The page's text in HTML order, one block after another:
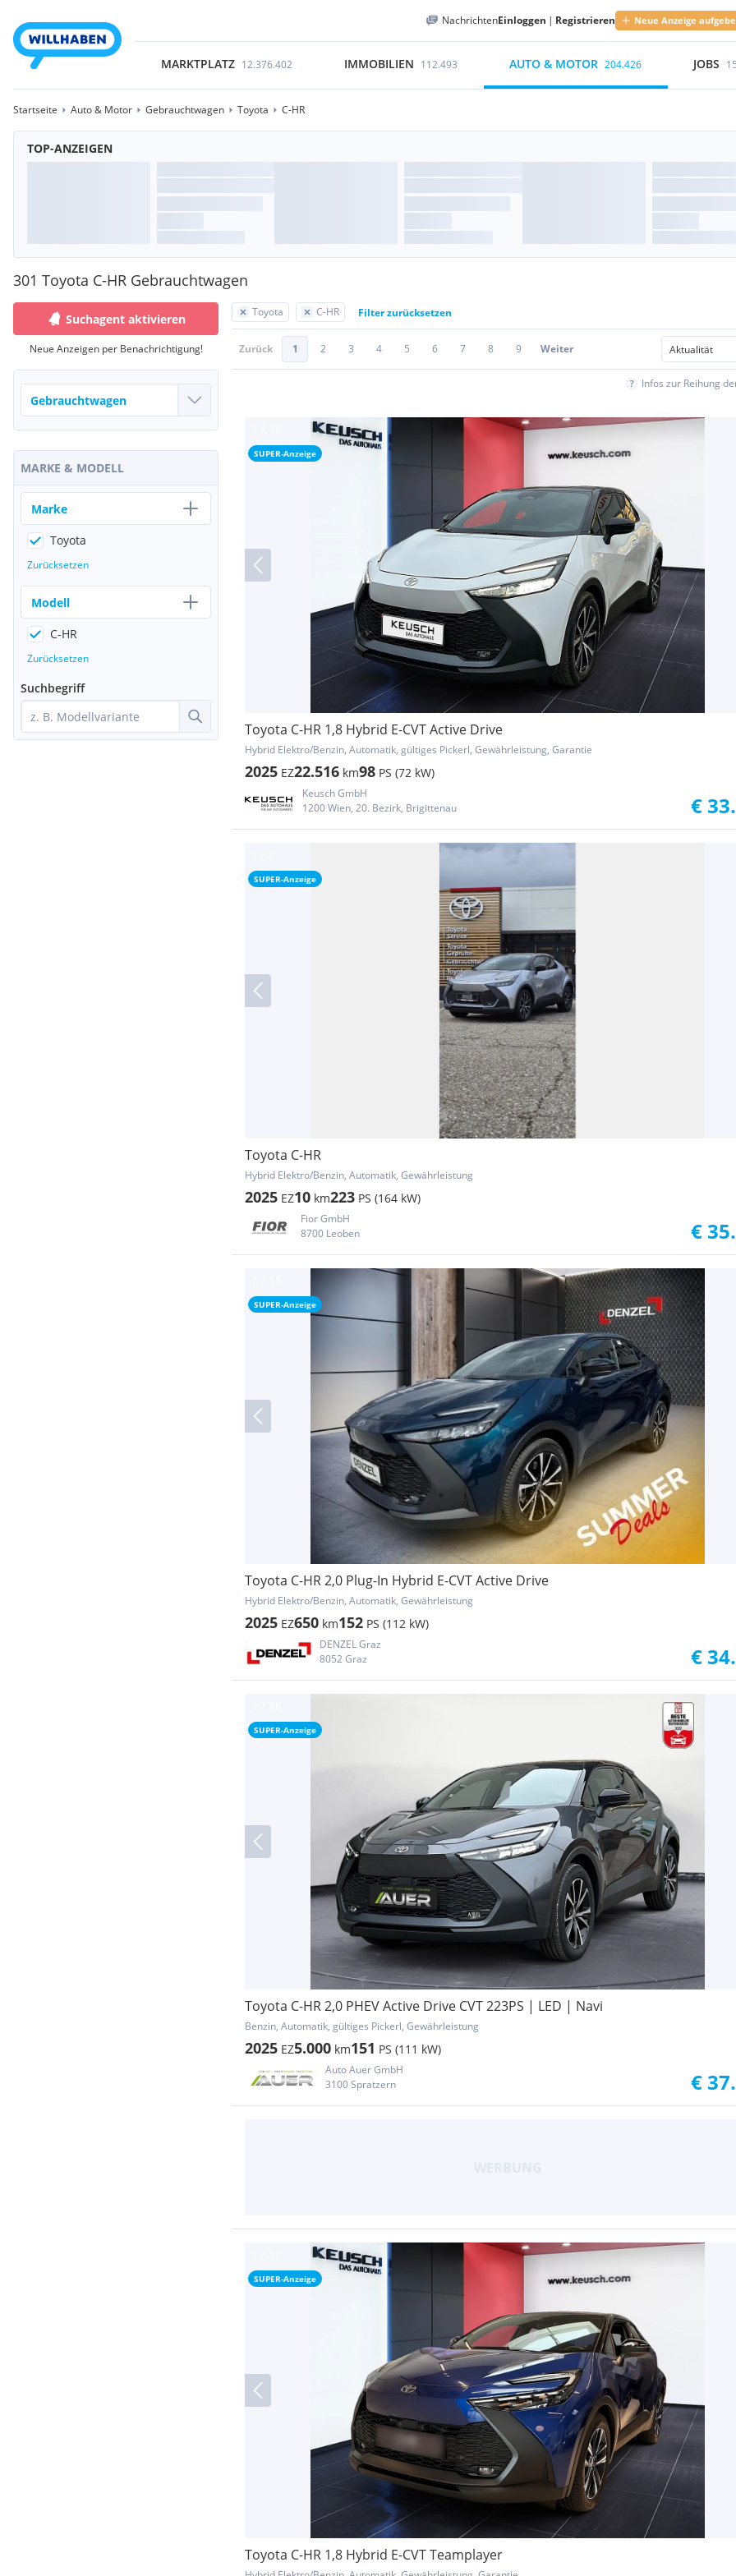
NachrichtenEinloggen | Registrieren Neue Anzeige
MARKTPLATZ 12.376.402 IMMOBILIEN 112.493 AUTO & MOTOR 204.426 JOBS
Startseite Auto & Motor Gebrauchtwagen Toyota C-HR
TOP-ANZEIGEN
301 Toyota C-HR Gebrauchtwagen
Toyota C-HR Filter zurücksetzen
Zurück 1 2 3 4 5 6 7 8 9 Weiter
Infos zur Reihung
SUPER-Anzeige
Toyota C-HR 1,8 Hybrid E-CVT Active Drive
Hybrid Elektro/Benzin, Automatik, gültiges Pickerl, Gewährleistung, Garantie
2025 EZ22.516 km98 PS (72 kW)
Keusch GmbH
1200 Wien, 20. Bezirk, Brigittenau
€
SUPER-Anzeige
Toyota C-HR
Hybrid Elektro/Benzin, Automatik, Gewährleistung
2025 EZ10 km223 PS (164 kW)
Fior GmbH
8700 Leoben
€
SUPER-Anzeige
Toyota C-HR 2,0 Plug-In Hybrid E-CVT Active Drive
Hybrid Elektro/Benzin, Automatik, Gewährleistung
2025 EZ650 km152 PS (112 kW)
DENZEL Graz
8052 Graz
€
SUPER-Anzeige
Toyota C-HR 2,0 PHEV Active Drive CVT 223PS | LED | Navi
Benzin, Automatik, gültiges Pickerl, Gewährleistung
2025 EZ5.000 km151 PS (111 kW)
Auto Auer GmbH
3100 Spratzern
€
SUPER-Anzeige
Toyota C-HR 1,8 Hybrid E-CVT Teamplayer
Suchagent aktivieren
Neue Anzeigen per Benachrichtigung!
MARKE & MODELL
Marke
Toyota
Zurücksetzen
Modell
C-HR
Zurücksetzen
Suchbegriff